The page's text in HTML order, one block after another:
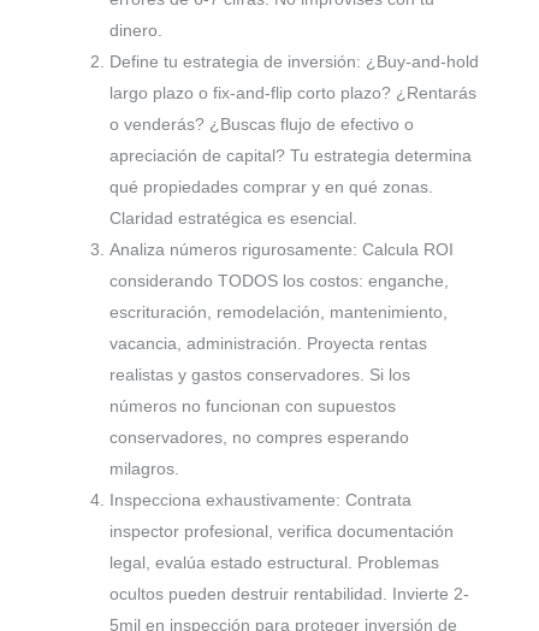
dinero.
Define tu estrategia de inversión: ¿Buy-and-hold
largo plazo o fix-and-flip corto plazo? ¿Rentarás
o venderás? ¿Buscas flujo de efectivo o
apreciación de capital? Tu estrategia determina
qué propiedades comprar y en qué zonas.
Claridad estratégica es esencial.
Analiza números rigurosamente: Calcula ROI
considerando TODOS los costos: enganche,
escrituración, remodelación, mantenimiento,
vacancia, administración. Proyecta rentas
realistas y gastos conservadores. Si los
números no funcionan con supuestos
conservadores, no compres esperando
milagros.
Inspecciona exhaustivamente: Contrata
inspector profesional, verifica documentación
legal, evalúa estado estructural. Problemas
ocultos pueden destruir rentabilidad. Invierte 2-
5mil en inspección para proteger inversión de